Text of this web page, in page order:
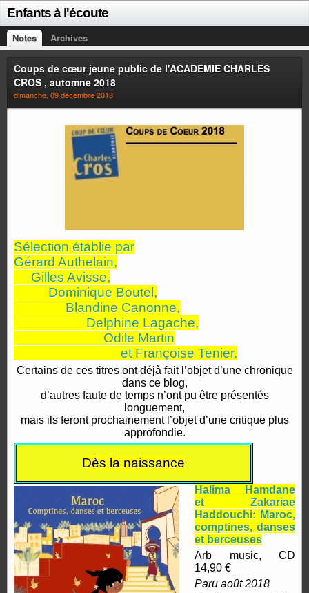
Enfants à l'écoute
Notes Archives
Coups de cœur jeune public de l'ACADEMIE CHARLES
CROS , automne 2018
dimanche, 09 décembre 2018
Sélection établie par
Gérard Authelain,
Gilles Avisse,
Dominique Boutel,
Blandine Canonne,
Delphine Lagache,
Odile Martin
et Françoise Tenier.
Certains de ces titres ont déjà fait l’objet d’une chronique
dans ce blog,
d’autres faute de temps n’ont pu être présentés
longuement,
mais ils feront prochainement l’objet d’une critique plus
approfondie.
Dès la naissance
Halima Hamdane
et Zakariae
Haddouchi:
Maroc,
comptines, danses
et berceuses
Arb music, CD
14,90 €
Paru août 2018